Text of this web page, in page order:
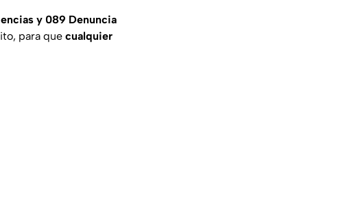
y 089 Denuncia
para que cualquier